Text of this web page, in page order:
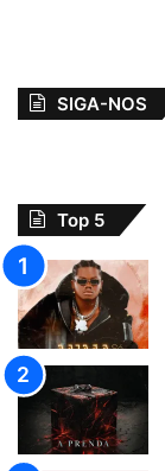
SIGA-NOS
Top 5